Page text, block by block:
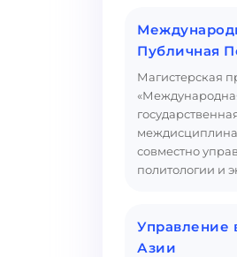
Публичная
Магистерская
совместно
политологии и
Управление
Азии